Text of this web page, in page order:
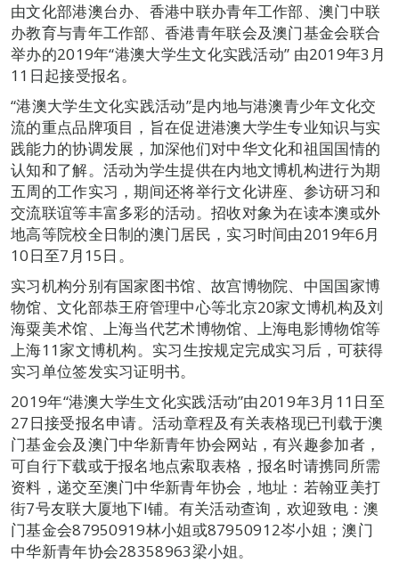
由文化部港澳台办、香港中联办青年工作部、澳门中联
办教育与青年工作部、香港青年联会及澳门基金会联合
举办的2019年“港澳大学生文化实践活动” 由2019年3月
11日起接受报名。
“港澳大学生文化实践活动”是内地与港澳青少年文化交
流的重点品牌项目，旨在促进港澳大学生专业知识与实
践能力的协调发展，加深他们对中华文化和祖国国情的
认知和了解。活动为学生提供在内地文博机构进行为期
五周的工作实习，期间还将举行文化讲座、参访研习和
交流联谊等丰富多彩的活动。招收对象为在读本澳或外
地高等院校全日制的澳门居民，实习时间由2019年6月
10日至7月15日。
实习机构分别有国家图书馆、故宫博物院、中国国家博
物馆、文化部恭王府管理中心等北京20家文博机构及刘
海粟美术馆、上海当代艺术博物馆、上海电影博物馆等
上海11家文博机构。实习生按规定完成实习后，可获得
实习单位签发实习证明书。
2019年“港澳大学生文化实践活动”由2019年3月11日至
27日接受报名申请。活动章程及有关表格现已刊载于澳
门基金会及澳门中华新青年协会网站，有兴趣参加者，
可自行下载或于报名地点索取表格，报名时请携同所需
资料，递交至澳门中华新青年协会，地址：若翰亚美打
街7号友联大厦地下I铺。有关活动查询，欢迎致电：澳
门基金会87950919林小姐或87950912岑小姐；澳门
中华新青年协会28358963梁小姐。